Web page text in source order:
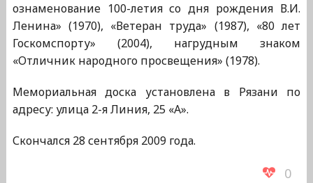
ознаменование 100-летия со дня рождения В.И.
Ленина» (1970), «Ветеран труда» (1987), «80 лет
Госкомспорту» (2004), нагрудным знаком
«Отличник народного просвещения» (1978).
Мемориальная доска установлена в Рязани по
адресу: улица 2-я Линия, 25 «А».
Скончался 28 сентября 2009 года.
0